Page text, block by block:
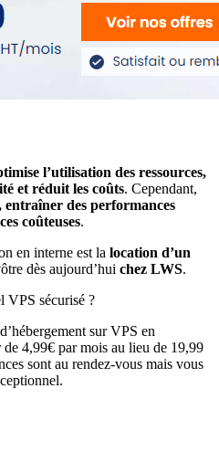
l’utilisation des ressources,
et réduit les coûts. Cependant,
entraîner des performances
coûteuses.
en interne est la location d’un
dès aujourd’hui chez LWS.
VPS sécurisé ?
sur VPS en
4,99€ par mois au lieu de 19,99
sont au rendez-vous mais vous